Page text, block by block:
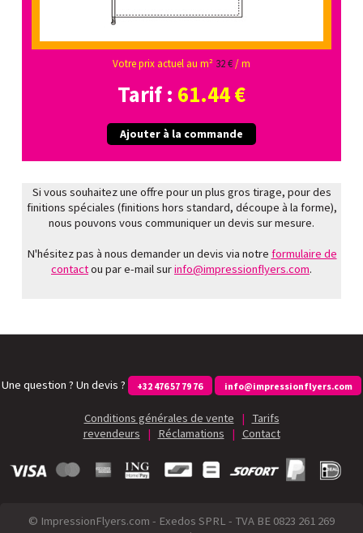
Votre prix actuel au m² 32 €/ m
Tarif : 61.44 €
Ajouter à la commande
Si vous souhaitez une offre pour un plus gros tirage, pour des
finitions spéciales (finitions hors standard, découpe à la forme),
nous pouvons vous communiquer un devis sur mesure.
N'hésitez pas à nous demander un devis via notre formulaire de
contactou par e-mail surinfo@impressionflyers.com.
Une question ? Un devis ? +32 476 57 79 76 info@impressionflyers.com
Conditions générales de vente |
Tarifs
revendeurs
| Réclamations | Contact
© ImpressionFlyers.com - Exedos SPRL - TVA BE 0823 261 269